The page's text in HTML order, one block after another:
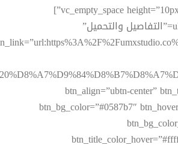
[/vc_column_text][vc_empty_space height=”10px”]
[ult_buttons btn_title=”التفاصيل والتحميل”
btn_align=”ubtn-center”
btn_bg_color=”#0587b7″